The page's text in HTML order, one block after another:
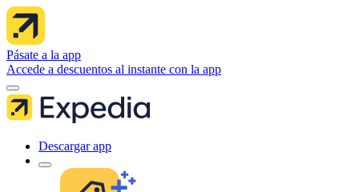
Pásate a la app
Accede a descuentos al instante con la app
Descargar app